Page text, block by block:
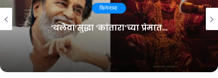
Related Articles
‘लहानपण देगा देवा’त रोहित खांडेकरची छाप
August 7, 2026
सिनेनामा
‘थलैवा’सुद्धा ‘कांतारा’च्या प्रेमात…